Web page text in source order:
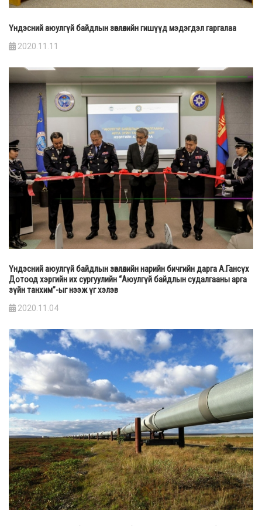
Үндэсний аюулгүй байдлын зөвлөлийн гишүүд мэдэгдэл гаргалаа
2020.11.11
Үндэсний аюулгүй байдлын зөвлөлийн нарийн бичгийн дарга А.Гансүх
Дотоод хэргийн их сургуулийн “Аюулгүй байдлын судалгааны арга
зүйн танхим”-ыг нээж үг хэлэв
2020.11.04